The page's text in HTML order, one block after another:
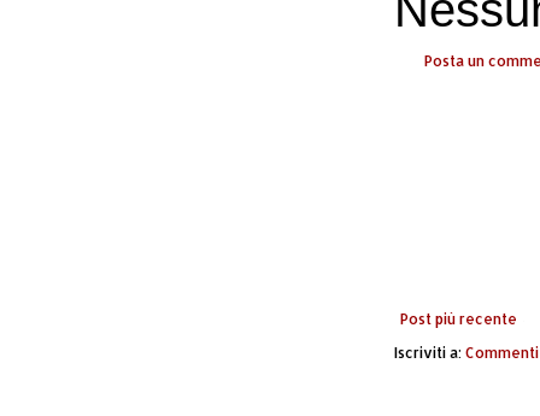
Posta un
Post più recente
Iscriviti a: